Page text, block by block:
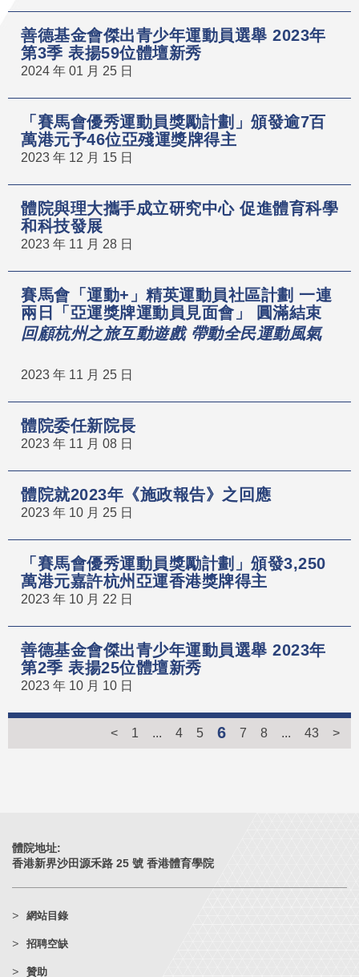
善德基金會傑出青少年運動員選舉 2023年
第3季 表揚59位體壇新秀
2024 年 01 月 25 日
「賽馬會優秀運動員獎勵計劃」頒發逾7百
萬港元予46位亞殘運獎牌得主
2023 年 12 月 15 日
體院與理大攜手成立研究中心 促進體育科學
和科技發展
2023 年 11 月 28 日
賽馬會「運動+」精英運動員社區計劃 一連
兩日「亞運獎牌運動員見面會」 圓滿結束
回顧杭州之旅互動遊戲 帶動全民運動風氣
2023 年 11 月 25 日
體院委任新院長
2023 年 11 月 08 日
體院就2023年《施政報告》之回應
2023 年 10 月 25 日
「賽馬會優秀運動員獎勵計劃」頒發3,250
萬港元嘉許杭州亞運香港獎牌得主
2023 年 10 月 22 日
善德基金會傑出青少年運動員選舉 2023年
第2季 表揚25位體壇新秀
2023 年 10 月 10 日
< 1 ... 4 5 6 7 8 ... 43 >
體院地址:
香港新界沙田源禾路 25 號 香港體育學院
網站目錄
招聘空缺
贊助